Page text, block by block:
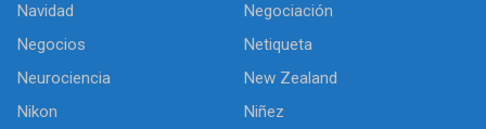
Navidad
Negociación
Negocios
Netiqueta
Neurociencia
New Zealand
Nikon
Niñez